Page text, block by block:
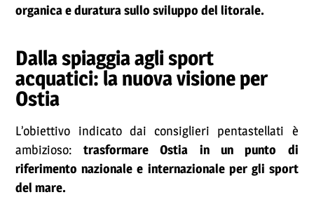
organica e duratura sullo sviluppo del litorale.
Dalla spiaggia agli sport
acquatici: la nuova visione per
Ostia
L’obiettivo indicato dai consiglieri pentastellati è
ambizioso: trasformare Ostia in un punto di
riferimento nazionale e internazionale per gli sport
del mare.